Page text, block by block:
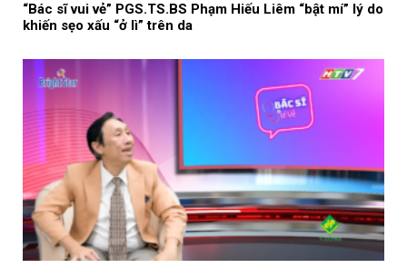
“Bác sĩ vui vẻ” PGS.TS.BS Phạm Hiếu Liêm “bật mí” lý do
khiến sẹo xấu “ở lì” trên da